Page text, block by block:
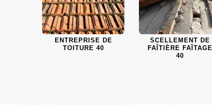
ENTREPRISE DE
TOITURE 40
SCELLEMENT DE
FAÎTIÈRE FAÎTAGE
40